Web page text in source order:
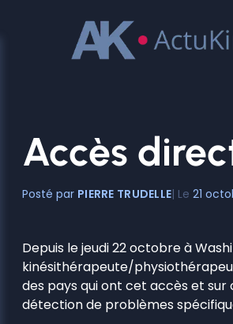
Accès
PIERRE TRUDELLE 21
Depuis le jeudi 22 octobre à
kinésithérapeute/
des pays qui ont cet accès et
détection de problèmes